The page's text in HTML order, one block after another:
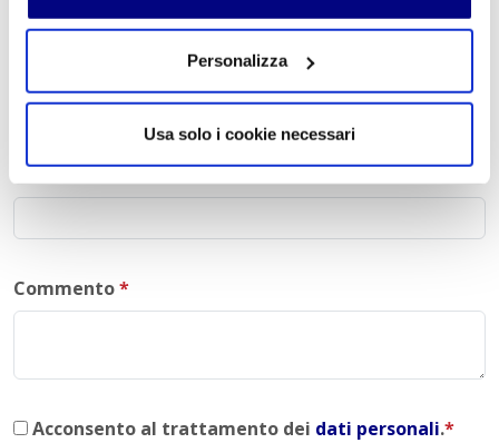
Personalizza
Usa solo i cookie necessari
E-mail*
Commento*
Acconsento al trattamento dei dati personali.*